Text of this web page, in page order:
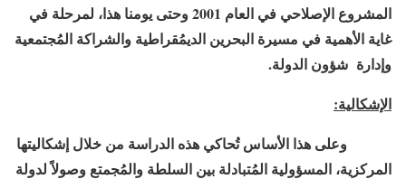
المشروع الإصلاحي في العام 2001وحتى يومنا هذا، لمرحلة في
غاية الأهمية في مسيرة البحرين الديمُقراطية والشراكة المُجتمعية
وإدارة شؤون الدولة.
الإشكالية:
وعلى هذا الأساس تُحاكي هذه الدراسة من خلال إشكاليتها
المركزية، المسؤولية المُتبادلة بين السلطة والمُجمتع وصولاً لدولة